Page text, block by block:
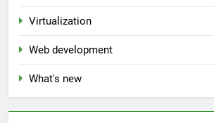
Virtualization
Web development
What's new